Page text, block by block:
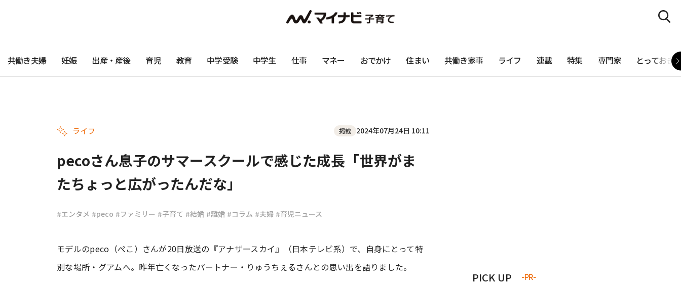
共働き夫婦 妊娠 出産・産後 育児 教育 中学受験 中学生 仕事 マネー おでかけ 住まい 共働き家事 ライフ 連載 特集 専門家 とっておき
ライフ 掲載 2024年07月24日 10:11
pecoさん息子のサマースクールで感じた成長「世界がま
たちょっと広がったんだな」
#エンタメ #peco #ファミリー #子育て #結婚 #離婚 #コラム #夫婦 #育児ニュース
モデルのpeco（ぺこ）さんが20日放送の『アナザースカイ』（日本テレビ系）で、自身にとって特
別な場所・グアムへ。昨年亡くなったパートナー・りゅうちぇるさんとの思い出を語りました。
PICK UP -PR-